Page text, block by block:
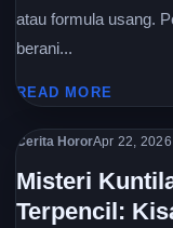
atau formula usang.
berani...
READ MORE
Cerita HororApr 22, 2026
Misteri
Terpencil: